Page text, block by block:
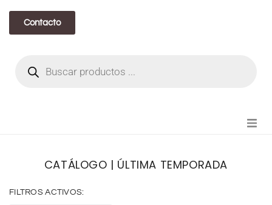
Contacto
CATÁLOGO | ÚLTIMA TEMPORADA
FILTROS ACTIVOS: